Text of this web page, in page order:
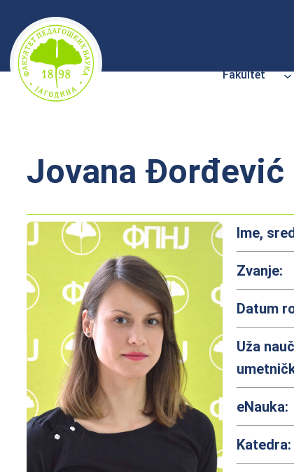
Skoči
na
sadržaj
Fakultet
Jovana Đorđević
Ime,
Zvanje:
Datum
Uža
eNauka:
Katedra: